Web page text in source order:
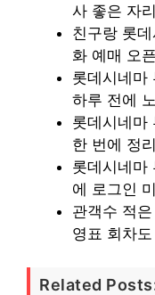
사 좋은 자
친구랑 롯
화 예매 오
롯데시네마
하루 전에
롯데시네마
한 번에 정
롯데시네마
에 로그인
관객수 적
영표 회차
Related